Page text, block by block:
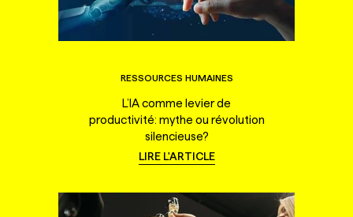
RESSOURCES HUMAINES
L’IA comme levier de
productivité: mythe ou révolution
silencieuse?
LIRE L'ARTICLE